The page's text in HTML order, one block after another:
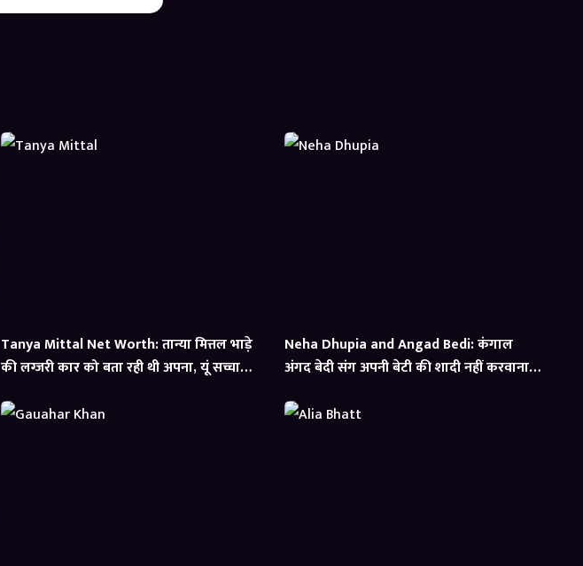
Tanya Mittal Net Worth: तान्या मित्तल भाड़े
की लग्जरी कार को बता रही थी अपना, यूं सच्चाई
Neha Dhupia and Angad Bedi: कंगाल
अंगद बेदी संग अपनी बेटी की शादी नहीं करवाना